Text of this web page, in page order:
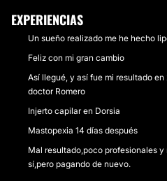
EXPERIENCIAS
Un sueño realizado me he hecho
Feliz con mi gran cambio
Así llegué, y así fue mi resultado
doctor Romero
Injerto capilar en Dorsia
Mastopexia 14 días después
Mal resultado,poco profesionales
sí,pero pagando de nuevo.